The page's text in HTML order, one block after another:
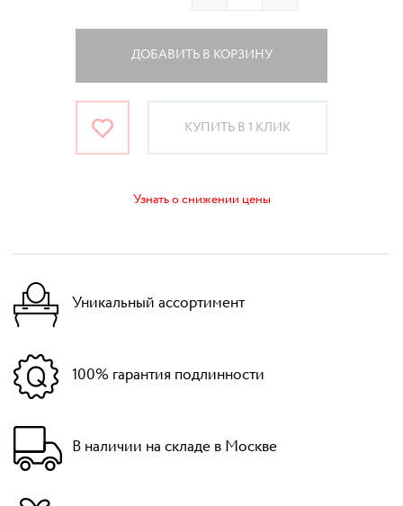
ДОБАВИТЬ В КОРЗИНУ
КУПИТЬ В 1 КЛИК
Узнать о снижении цены
Уникальный ассортимент
100% гарантия подлинности
В наличии на складе в Москве